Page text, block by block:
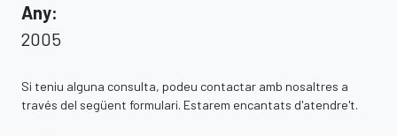
Any:
2005
Si teniu alguna consulta, podeu contactar amb nosaltres a
través del següent formulari. Estarem encantats d'atendre't.